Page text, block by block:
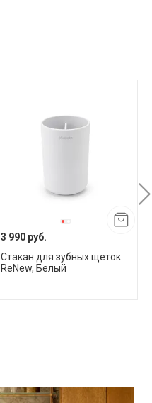
3 990 руб.
Стакан для зубных щеток
ReNew, Белый